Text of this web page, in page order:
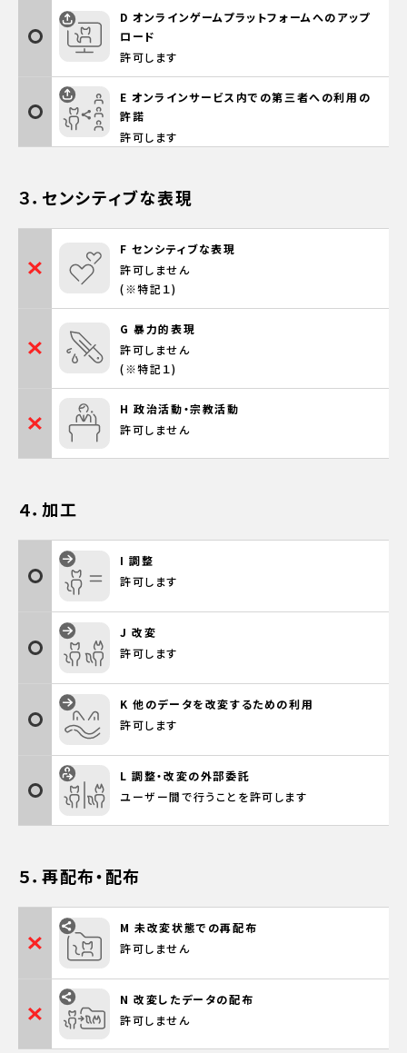
D オンラインゲームプラットフォームへのアップ
ロード
許可します
E オンラインサービス内での第三者への利用の
許諾
許可します
３．センシティブな表現
F センシティブな表現
許可しません
(※特記１)
G 暴力的表現
許可しません
(※特記１)
H 政治活動・宗教活動
許可しません
４．加工
I 調整
許可します
J 改変
許可します
K 他のデータを改変するための利用
許可します
L 調整・改変の外部委託
ユーザー間で行うことを許可します
５．再配布・配布
M 未改変状態での再配布
許可しません
N 改変したデータの配布
許可しません